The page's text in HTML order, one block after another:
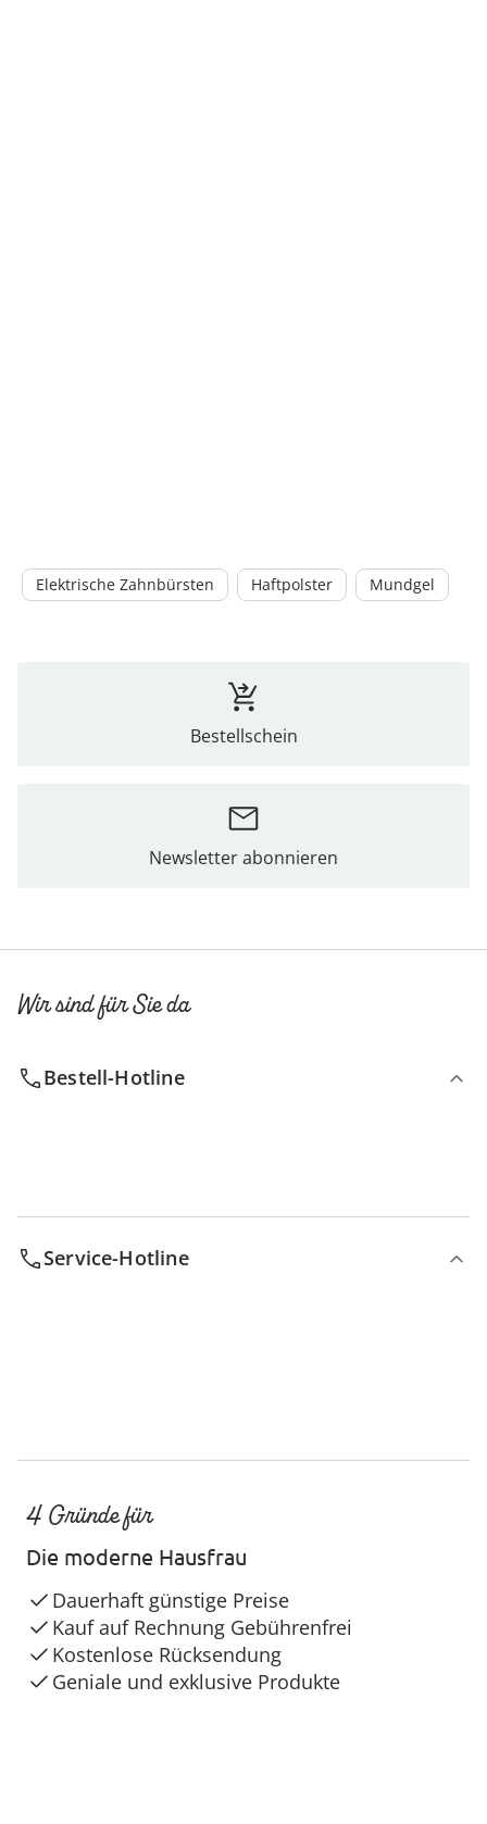
Elektrische Zahnbürsten Haftpolster Mundgel
Bestellschein
Newsletter abonnieren
Wir sind für Sie da
Bestell-Hotline
Service-Hotline
4 Gründe für
Die moderne Hausfrau
Dauerhaft günstige Preise
Kauf auf Rechnung Gebührenfrei
Kostenlose Rücksendung
Geniale und exklusive Produkte